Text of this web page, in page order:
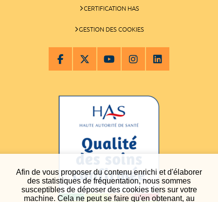
Afin de vous proposer du contenu enrichi et d'élaborer
des statistiques de fréquentation, nous sommes
susceptibles de déposer des cookies tiers sur votre
machine. Cela ne peut se faire qu'en obtenant, au
CERTIFICATION HAS
GESTION DES COOKIES